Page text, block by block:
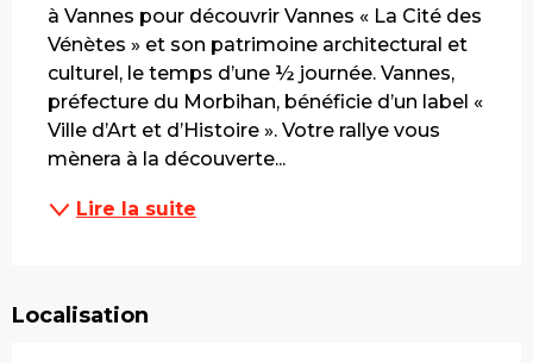
à Vannes pour découvrir Vannes « La Cité des
Vénètes » et son patrimoine architectural et
culturel, le temps d’une ½ journée. Vannes,
préfecture du Morbihan, bénéficie d’un label «
Ville d’Art et d’Histoire ». Votre rallye vous
mènera à la découverte...
Lire la suite
Localisation